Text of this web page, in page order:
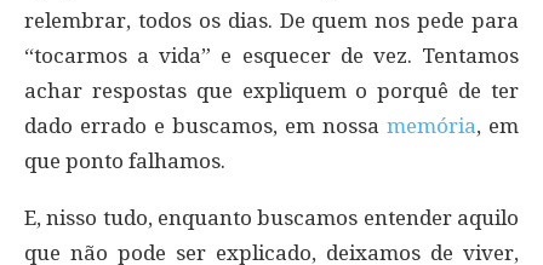
relembrar, todos os dias. De quem nos pede para
“tocarmos a vida” e esquecer de vez. Tentamos
achar respostas que expliquem o porquê de ter
dado errado e buscamos, em nossa memória, em
que ponto falhamos.
E, nisso tudo, enquanto buscamos entender aquilo
que não pode ser explicado, deixamos de viver,